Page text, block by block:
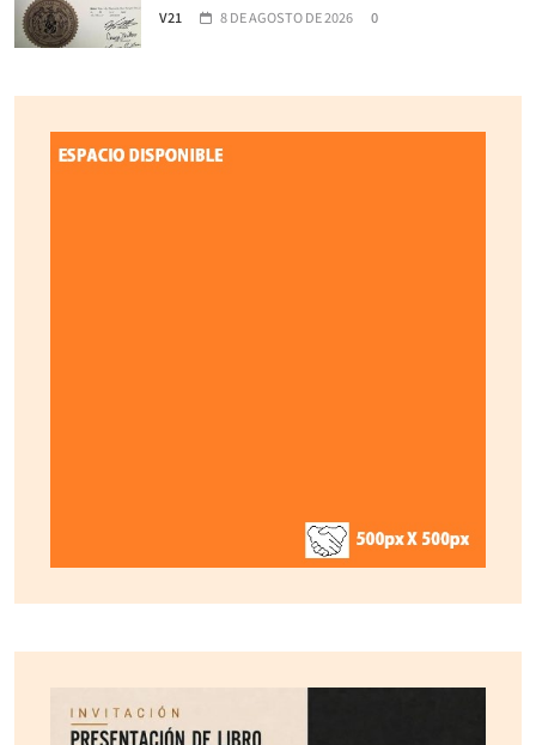
V21 8 DE AGOSTO DE 2026 0